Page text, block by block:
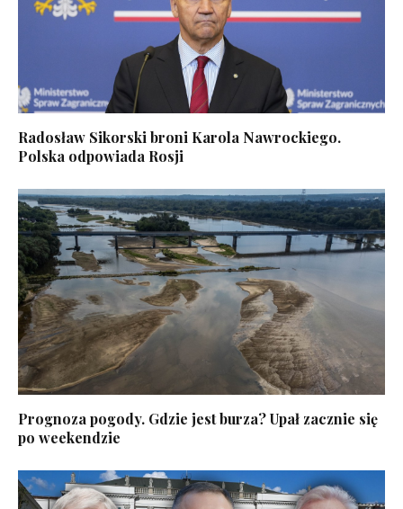
Radosław Sikorski broni Karola Nawrockiego.
Polska odpowiada Rosji
Prognoza pogody. Gdzie jest burza? Upał zacznie się
po weekendzie